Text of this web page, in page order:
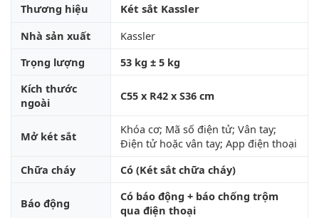
Thương hiệu
Két sắt Kassler
Nhà sản xuất
Kassler
Trọng lượng
53 kg ± 5 kg
Kích thước
ngoài
C55 x R42 x S36 cm
Mở két sắt
Khóa cơ; Mã số điện tử; Vân tay;
Điện tử hoặc vân tay; App điện thoại
Chữa cháy
Có (Két sắt chữa cháy)
Báo động
Có báo động + báo chống trộm
qua điện thoại